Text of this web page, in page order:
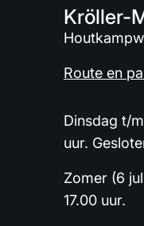
Kröller-
Route en
Dinsdag t/
uur.
Zomer (6
17.00 uur.